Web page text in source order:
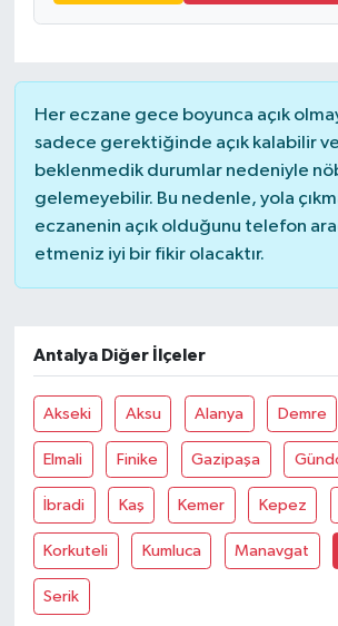
Her eczane gece boyunca açık
sadece gerektiğinde açık kalabilir
beklenmedik durumlar nedeniyle
gelemeyebilir. Bu nedenle, yola
eczanenin açık olduğunu telefon
etmeniz iyi bir fikir olacaktır.
Antalya Diğer İlçeler
Akseki Aksu Alanya Demre
Elmali Finike Gazipaşa
İbradi Kaş Kemer Kepez
Korkuteli Kumluca Manavgat
Serik